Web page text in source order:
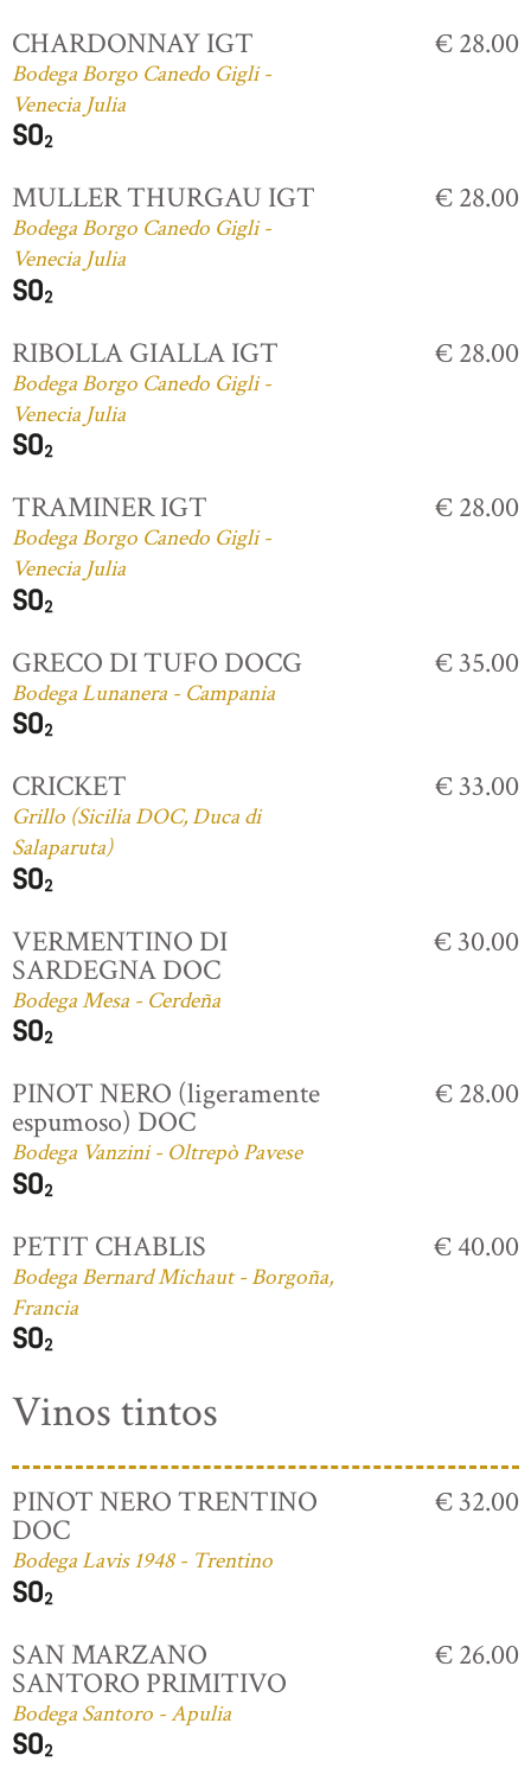
CHARDONNAY IGT
Bodega Borgo Canedo Gigli -
Venecia Julia
€ 28.00
MULLER THURGAU IGT
Bodega Borgo Canedo Gigli -
Venecia Julia
€ 28.00
RIBOLLA GIALLA IGT
Bodega Borgo Canedo Gigli -
Venecia Julia
€ 28.00
TRAMINER IGT
Bodega Borgo Canedo Gigli -
Venecia Julia
€ 28.00
GRECO DI TUFO DOCG
Bodega Lunanera - Campania
€ 35.00
CRICKET
Grillo (Sicilia DOC, Duca di
Salaparuta)
€ 33.00
VERMENTINO DI
SARDEGNA DOC
Bodega Mesa - Cerdeña
€ 30.00
PINOT NERO (ligeramente
espumoso) DOC
Bodega Vanzini - Oltrepò Pavese
€ 28.00
PETIT CHABLIS
Bodega Bernard Michaut - Borgoña,
Francia
€ 40.00
Vinos tintos
PINOT NERO TRENTINO
DOC
Bodega Lavis 1948 - Trentino
€ 32.00
SAN MARZANO
SANTORO PRIMITIVO
Bodega Santoro - Apulia
€ 26.00